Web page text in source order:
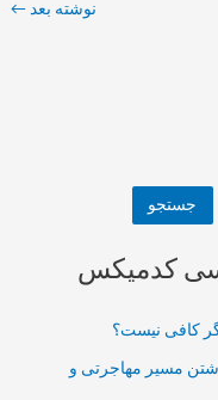
نوشته بعد ←
جستجو
کدمیکس
کافی نیست؟
مسیر مهاجرتی و